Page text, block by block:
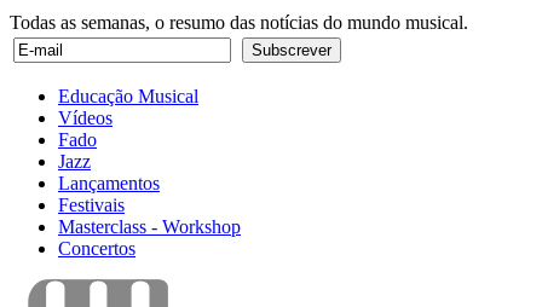
Todas as semanas, o resumo das notícias do mundo musical.
Educação Musical
Vídeos
Fado
Jazz
Lançamentos
Festivais
Masterclass - Workshop
Concertos